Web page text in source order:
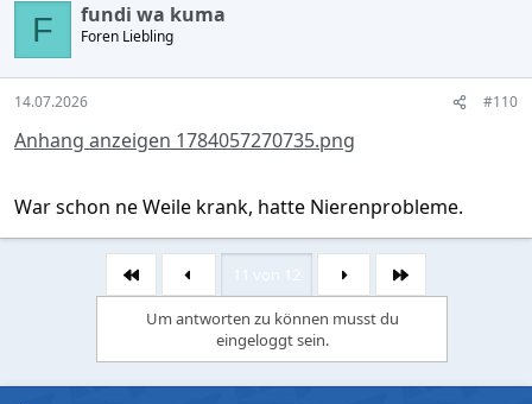
F fundi wa kuma
Foren Liebling
14.07.2026 #110
Anhang anzeigen 1784057270735.png
War schon ne Weile krank, hatte Nierenprobleme.
Erste
Letzte
Um antworten zu können musst du
eingeloggt sein.